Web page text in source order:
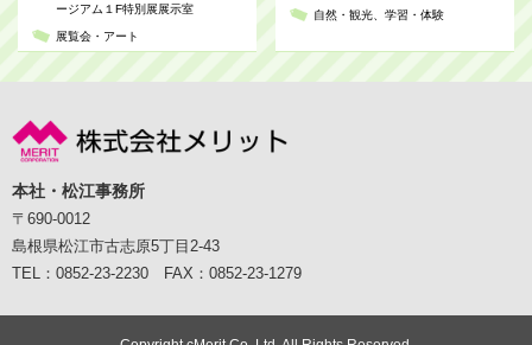
ージアム１F特別展展示室
展覧会・アート
自然・観光 学習・体験
本社・松江事務所
〒690-0012
島根県松江市古志原5丁目2-43
TEL：0852-23-2230 FAX：0852-23-1279